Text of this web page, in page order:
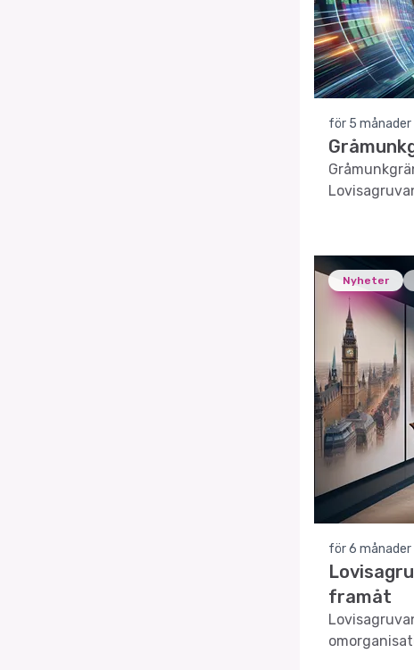
för 5 månader
Nyheter
för 6 månader
framåt